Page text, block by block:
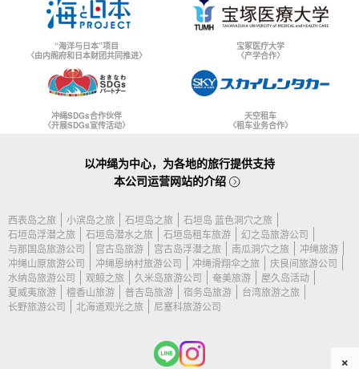
“海洋与日本”项目
〈由内阁府和日本财团共同推进〉
宝冢医疗大学
〈产学合作〉
冲绳SDGs合作伙伴
〈开展SDGs宣传活动〉
天空租车
〈租车业务合作〉
以冲绳为中心，为各地的旅行提供支持
本公司运营网站的介绍
西表岛之旅 小滨岛之旅 石垣岛之旅
石垣岛 蓝色洞穴之旅
石垣岛浮潜之旅
石垣岛潜水之旅 石垣岛租车旅游
幻之岛旅游公司
与那国岛旅游公司
宫古岛旅游 宫古岛浮潜之旅 南瓜洞穴之旅
冲绳旅游
冲绳山原旅游公司
冲绳恩纳村旅游公司 冲绳滑翔伞之旅
庆良间旅游公司
水纳岛旅游公司
观鲸之旅 久米岛旅游公司 奄美旅游
屋久岛活动
夏威夷旅游
檀香山旅游 普吉岛旅游 宿务岛旅游
台湾旅游之旅
长野旅游公司
北海道观光之旅 尼塞科旅游公司
×